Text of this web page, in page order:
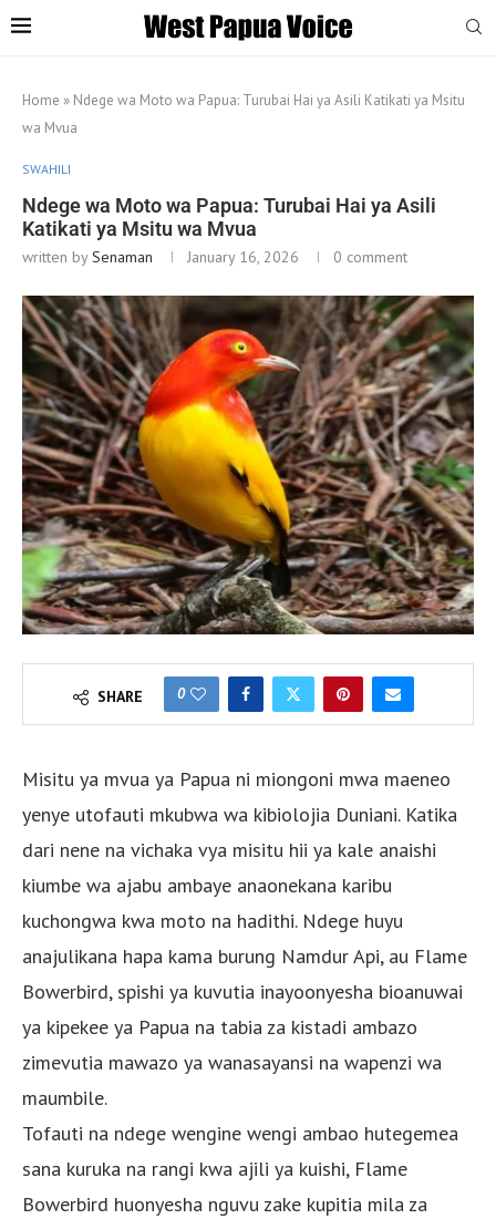
Home » Ndege wa Moto wa Papua: Turubai Hai ya Asili Katikati ya Msitu
wa Mvua
SWAHILI
Ndege wa Moto wa Papua: Turubai Hai ya Asili
Katikati ya Msitu wa Mvua
written bySenaman January 16, 2026 0 comment
SHARE 0
Misitu ya mvua ya Papua ni miongoni mwa maeneo
yenye utofauti mkubwa wa kibiolojia Duniani. Katika
dari nene na vichaka vya misitu hii ya kale anaishi
kiumbe wa ajabu ambaye anaonekana karibu
kuchongwa kwa moto na hadithi. Ndege huyu
anajulikana hapa kama burung Namdur Api, au Flame
Bowerbird, spishi ya kuvutia inayoonyesha bioanuwai
ya kipekee ya Papua na tabia za kistadi ambazo
zimevutia mawazo ya wanasayansi na wapenzi wa
maumbile.
Tofauti na ndege wengine wengi ambao hutegemea
sana kuruka na rangi kwa ajili ya kuishi, Flame
Bowerbird huonyesha nguvu zake kupitia mila za